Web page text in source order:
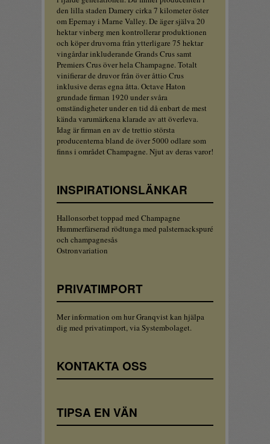
den lilla staden Damery cirka 7 kilometer öster
om Epernay i Marne Valley. De äger själva 20
hektar vinberg men kontrollerar produktionen
och köper druvorna från ytterligare 75 hektar
vingårdar inkluderande Grands Crus samt
Premiers Crus över hela Champagne. Totalt
vinifierar de druvor från över åttio Crus
inklusive deras egna åtta. Octave Haton
grundade firman 1920 under svåra
omständigheter under en tid då enbart de mest
kända varumärkena klarade av att överleva.
Idag är firman en av de trettio största
producenterna bland de över 5000 odlare som
finns i området Champagne. Njut av deras varor!
INSPIRATIONSLÄNKAR
Hallonsorbet toppad med Champagne
Hummerfärserad rödtunga med palsternackspuré
och champagnesås
Ostronvariation
PRIVATIMPORT
Mer information om hur Granqvist kan hjälpa
dig med privatimport, via Systembolaget.
KONTAKTA OSS
TIPSA EN VÄN